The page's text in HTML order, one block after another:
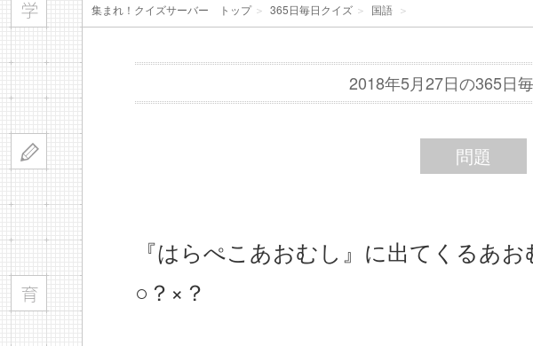
集まれ！クイズサーバー トップ＞ 365日毎日クイズ ＞ 国語 ＞
2018年5月27日の365日
問題
『はらぺこあおむし』に出てくるあお
○？×？